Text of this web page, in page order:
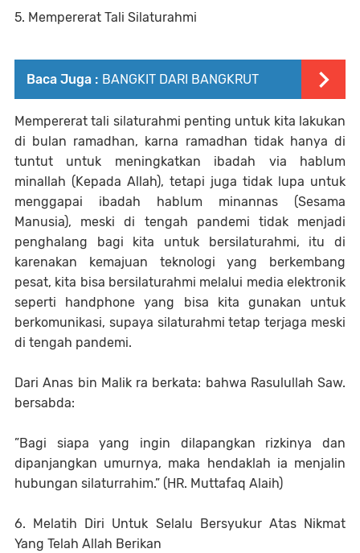
5. Mempererat Tali Silaturahmi
Baca Juga : BANGKIT DARI BANGKRUT
Mempererat tali silaturahmi penting untuk kita lakukan
di bulan ramadhan, karna ramadhan tidak hanya di
tuntut untuk meningkatkan ibadah via hablum
minallah (Kepada Allah), tetapi juga tidak lupa untuk
menggapai ibadah hablum minannas (Sesama
Manusia), meski di tengah pandemi tidak menjadi
penghalang bagi kita untuk bersilaturahmi, itu di
karenakan kemajuan teknologi yang berkembang
pesat, kita bisa bersilaturahmi melalui media elektronik
seperti handphone yang bisa kita gunakan untuk
berkomunikasi, supaya silaturahmi tetap terjaga meski
di tengah pandemi.
Dari Anas bin Malik ra berkata: bahwa Rasulullah Saw.
bersabda:
”Bagi siapa yang ingin dilapangkan rizkinya dan
dipanjangkan umurnya, maka hendaklah ia menjalin
hubungan silaturrahim.” (HR. Muttafaq Alaih)
6. Melatih Diri Untuk Selalu Bersyukur Atas Nikmat
Yang Telah Allah Berikan